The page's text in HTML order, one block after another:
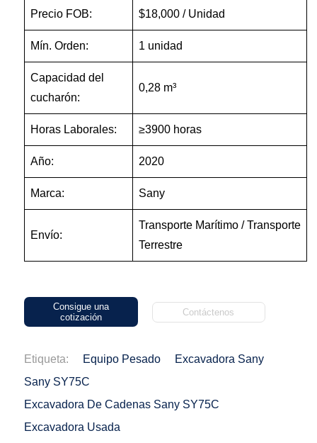
Precio FOB: $18,000 / Unidad
Mín. Orden: 1 unidad
Capacidad del
cucharón:
0,28 m³
Horas Laborales: ≥3900 horas
Año: 2020
Marca: Sany
Envío:
Transporte Marítimo / Transporte
Terrestre
Consigue una
cotización
Contáctenos
Etiqueta: Equipo Pesado
Excavadora Sany
Sany SY75C
Excavadora De Cadenas Sany SY75C
Excavadora Usada